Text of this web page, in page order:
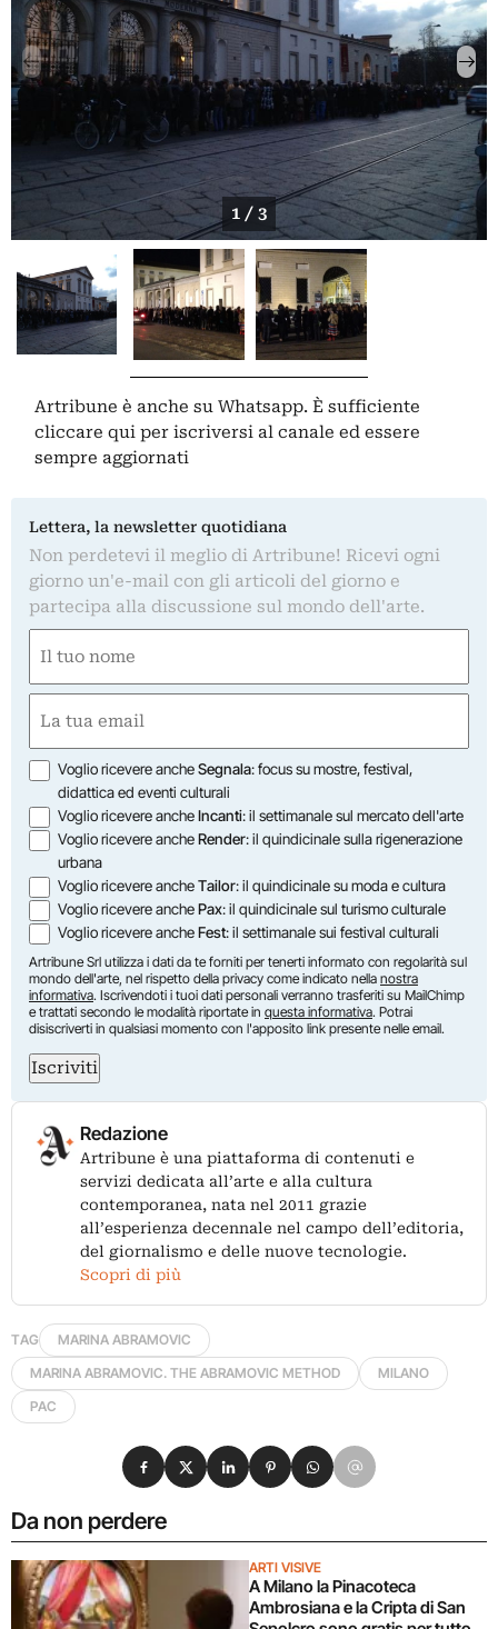
1 / 3
Artribune è anche su Whatsapp. È sufficiente
cliccare qui per iscriversi al canale ed essere
sempre aggiornati
Lettera, la newsletter quotidiana
Non perdetevi il meglio di Artribune! Ricevi ogni
giorno un'e-mail con gli articoli del giorno e
partecipa alla discussione sul mondo dell'arte.
(Required)
First
(Required)
Opzioni
Voglio ricevere ancheSegnala: focus su mostre, festival,
didattica ed eventi culturali
Voglio ricevere ancheIncanti: il settimanale sul mercato dell'arte
Voglio ricevere ancheRender: il quindicinale sulla rigenerazione
urbana
Voglio ricevere ancheTailor: il quindicinale su moda e cultura
Voglio ricevere anchePax: il quindicinale sul turismo culturale
Voglio ricevere ancheFest: il settimanale sui festival culturali
Artribune Srl utilizza i dati da te forniti per tenerti informato con regolarità sul
mondo dell'arte, nel rispetto della privacy come indicato nella nostra
informativa. Iscrivendoti i tuoi dati personali verranno trasferiti su MailChimp
e trattati secondo le modalità riportate in questa informativa. Potrai
disiscriverti in qualsiasi momento con l'apposito link presente nelle email.
Iscriviti
Redazione
Artribune è una piattaforma di contenuti e
servizi dedicata all’arte e alla cultura
contemporanea, nata nel 2011 grazie
all’esperienza decennale nel campo dell’editoria,
del giornalismo e delle nuove tecnologie.
Scopri di più
TAG
MARINA ABRAMOVIC
MARINA ABRAMOVIC. THE ABRAMOVIC METHOD
MILANO
PAC
Da non perdere
ARTI VISIVE
A Milano la Pinacoteca
Ambrosiana e la Cripta di San
Condividi su Facebook
Condividi su X
Condividi su LinkedIn
Condividi su Pinterest
Condividi su WhatsApp
Condividi su Email